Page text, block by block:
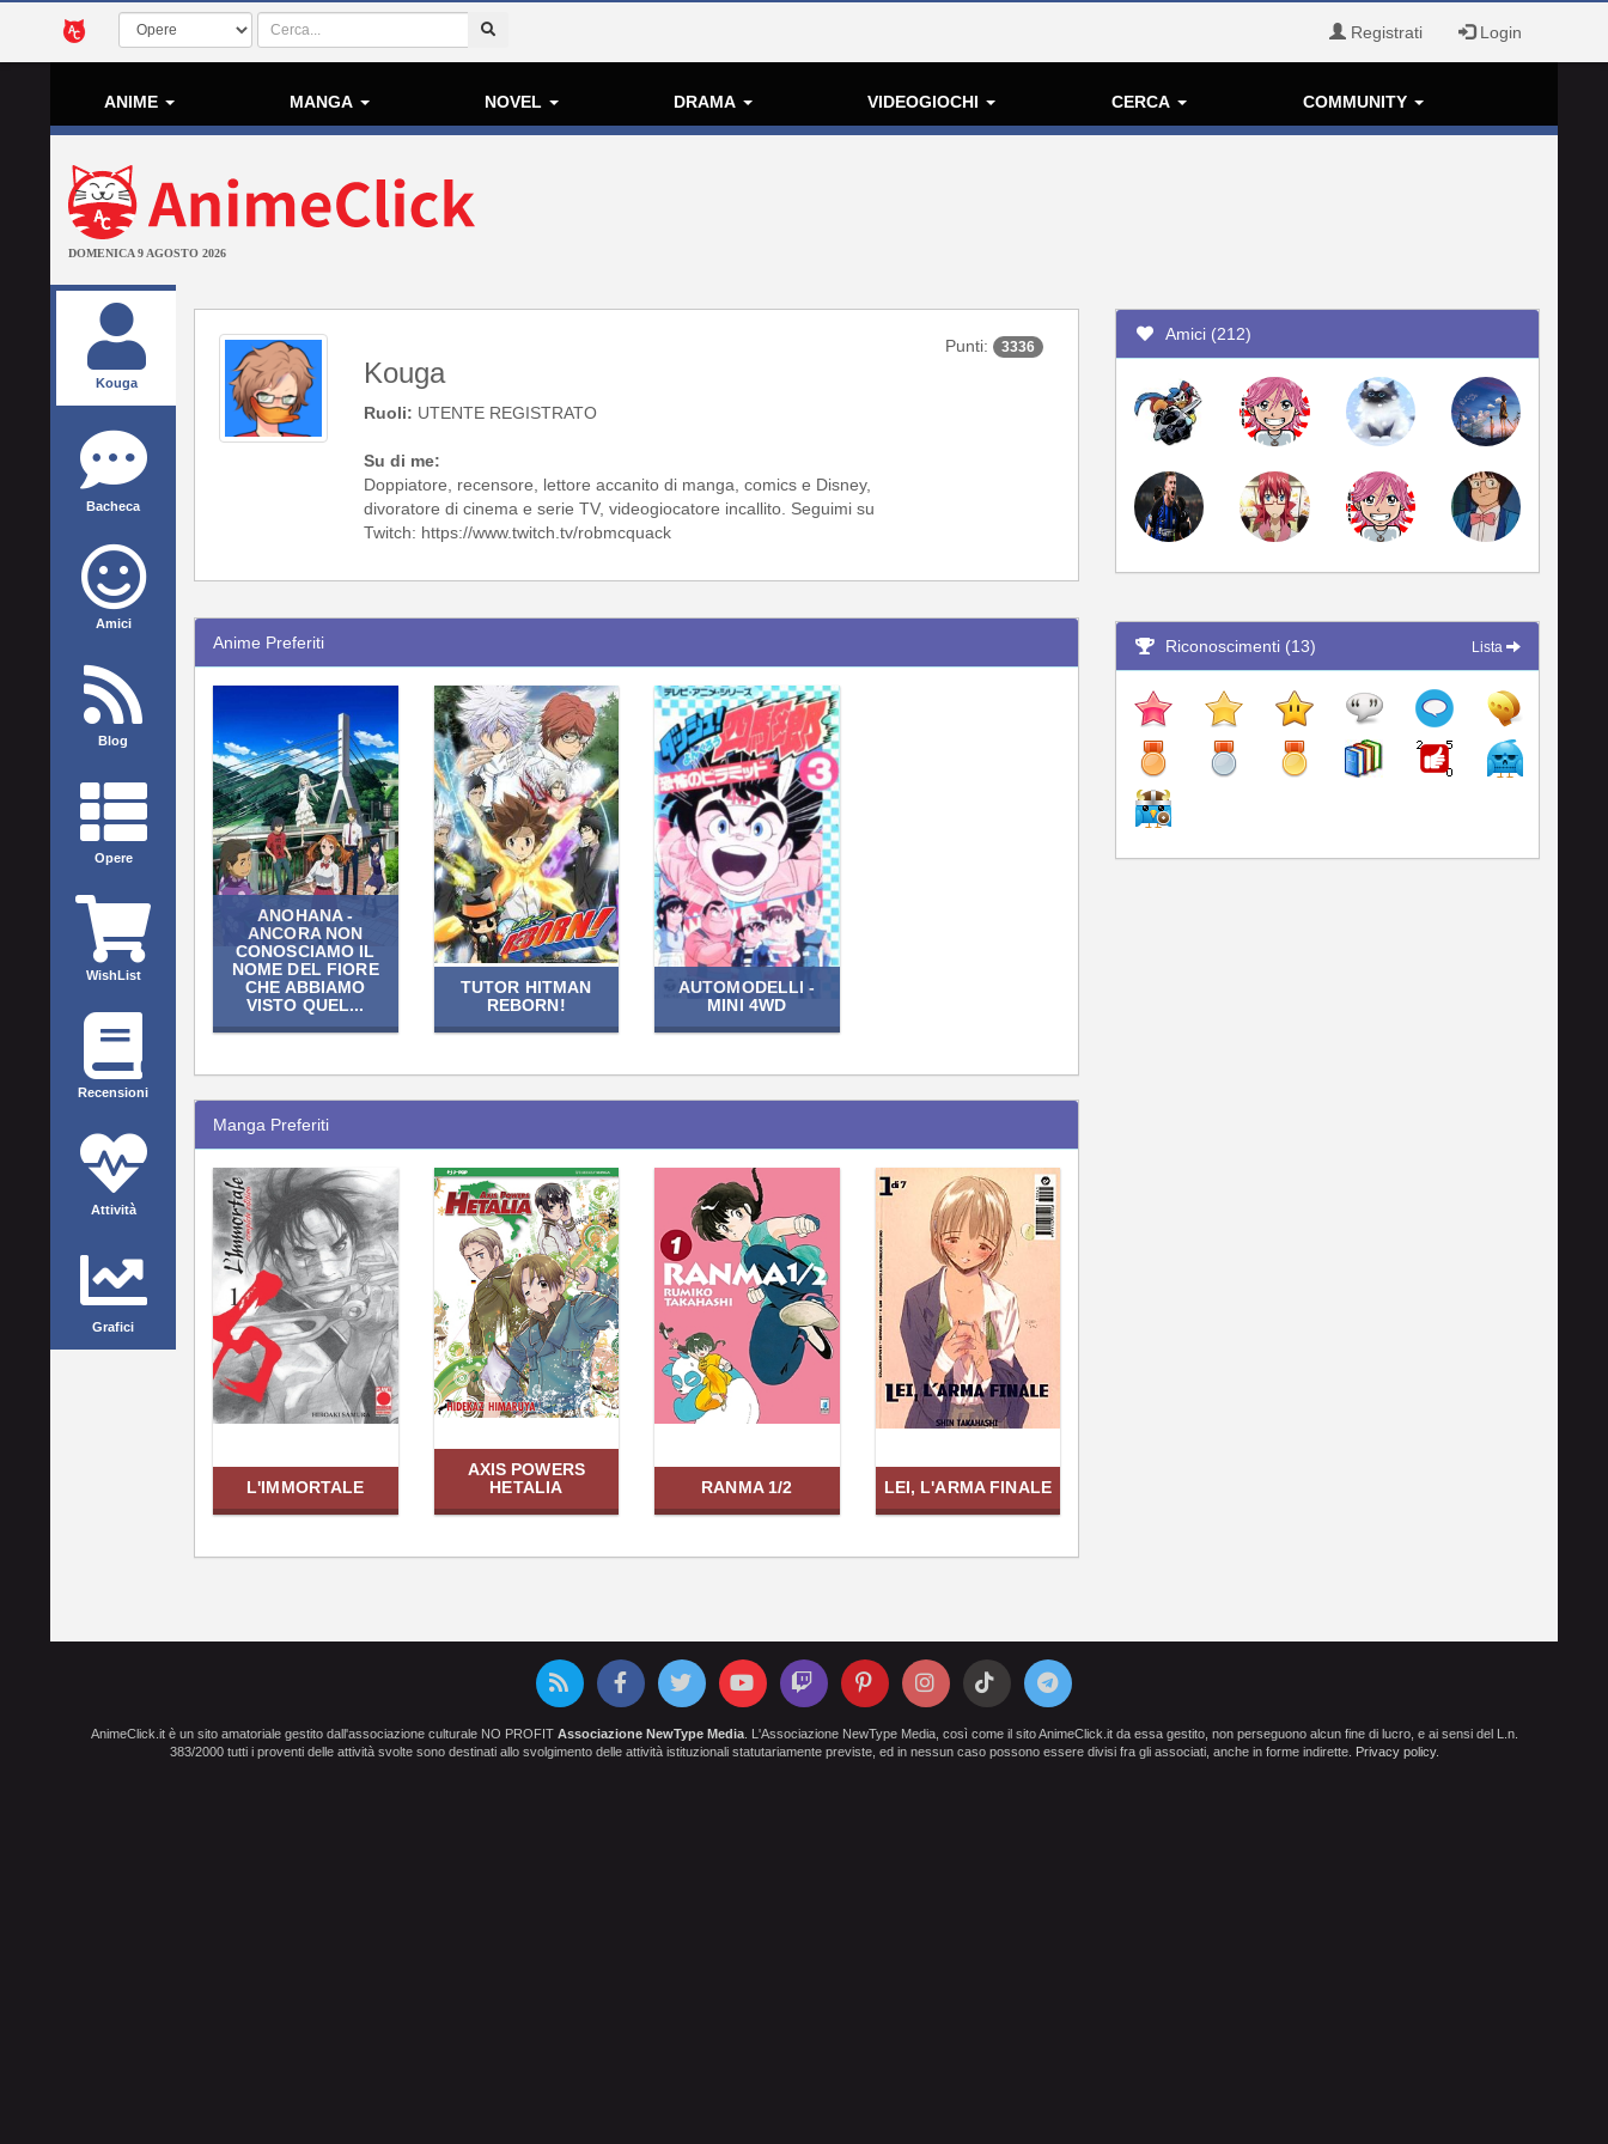
Registrati Login
ANIME MANGA NOVEL DRAMA VIDEOGIOCHI CERCA COMMUNITY
DOMENICA 9 AGOSTO 2026
Kouga
Bacheca
Amici
Blog
Opere
WishList
Recensioni
Attività
Grafici
Kouga
Ruoli: UTENTE REGISTRATO
Su di me:
Doppiatore, recensore, lettore accanito di manga, comics e Disney,
divoratore di cinema e serie TV, videogiocatore incallito. Seguimi su
Twitch: https://www.twitch.tv/robmcquack
Punti: 3336
Anime Preferiti
ANOHANA -
ANCORA NON
CONOSCIAMO IL
NOME DEL FIORE
CHE ABBIAMO
VISTO QUEL...
TUTOR HITMAN
REBORN!
AUTOMODELLI -
MINI 4WD
Manga Preferiti
L'IMMORTALE
AXIS POWERS
HETALIA
RANMA 1/2 LEI, L'ARMA FINALE
Amici (212)
Riconoscimenti (13) Lista
AnimeClick.it è un sito amatoriale gestito dall'associazione culturale NO PROFIT Associazione NewType Media. L'Associazione NewType Media, così come il sito AnimeClick.it da essa gestito, non perseguono alcun fine di lucro, e ai sensi del L.n.
383/2000 tutti i proventi delle attività svolte sono destinati allo svolgimento delle attività istituzionali statutariamente previste, ed in nessun caso possono essere divisi fra gli associati, anche in forme indirette. Privacy policy.